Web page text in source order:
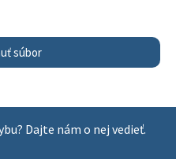
súbor
Dajte nám o nej vedieť.